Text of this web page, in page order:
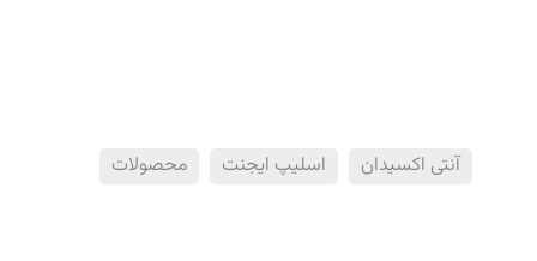
آنتی اکسیدان اسلیپ ایجنت محصولات